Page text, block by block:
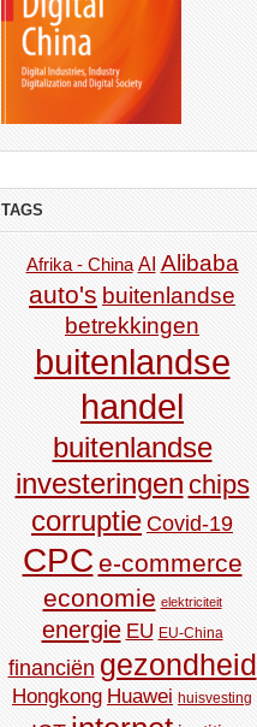
TAGS
Afrika - China AI Alibaba
auto's buitenlandse
betrekkingen
buitenlandse
handel
buitenlandse
investeringen chips
corruptie Covid-19
CPC e-commerce
economie elektriciteit
energie EU EU-China
financiën gezondheid
Hongkong Huawei huisvesting